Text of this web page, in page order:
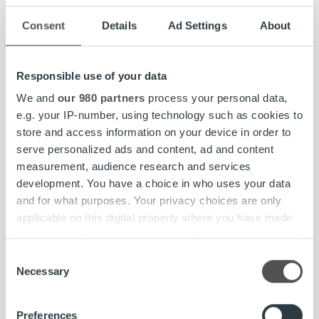
Consent Details Ad Settings About
Responsible use of your data
We and our 980 partners process your personal data,
e.g. your IP-number, using technology such as cookies to
store and access information on your device in order to
serve personalized ads and content, ad and content
measurement, audience research and services
development. You have a choice in who uses your data
and for what purposes. Your privacy choices are only
applicable on this digital property where you have made
the Privacy trigger icon.
Find out more about how your personal data is processed
Selection
Necessary
Preferences
yhtiö kasvanut kilpailemaan myös kaikista suurimmista
asiakkuuksista Suomessa. Nyt samaa kasvua haetaan
muualta Pohjoismaista. Ensimmäisenä vuorossa on Ruotsi.
– Neljä vuotta on mennyt nopeasti ja Ropon kasvuvauhti
vain kiihtyy. Ropolla on vahva palvelukokonaisuus, aivan
poikkeuksellinen voittamisen kulttuuri ja vielä paljon
saavutettavaa. Omalta osaltani haluan nyt keskittyä
vauhdittamaan kasvua Ropon hallituksesta käsin. Olen
todella tyytyväinen, että hallituksemme löysi jatkajakseni
kokeneen johtajan, jonka ohjauksessa seuraavatkin
kasvuaskeleet ovat mahdollisia. Lämpimästi tervetuloa
Ropojengiin Rickard, väistyvä toimitusjohtajaAurasmaa
Aurasmaan lisäksi Ropon hallituksessa vaikuttavat muun
Rasmus Molander,